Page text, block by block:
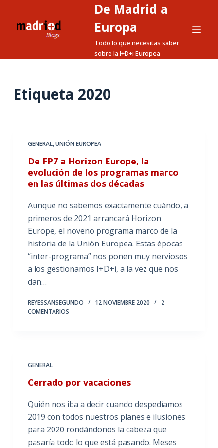
a
De Madrid a
Europa
Todo lo que necesitas saber
sobre la I+D+i Europea
Etiqueta 2020
GENERAL,UNIÓN EUROPEA
De FP7 a Horizon Europe, la
evolución de los programas marco
en las últimas dos décadas
Aunque no sabemos exactamente cuándo, a
primeros de 2021 arrancará Horizon
Europe, el noveno programa marco de la
historia de la Unión Europea. Estas épocas
“inter-programa” nos ponen muy nerviosos
a los gestionamos I+D+i, a la vez que nos
dan…
REYESSANSEGUNDO 12 NOVIEMBRE 2020
2
COMENTARIOS
GENERAL
Cerrado por vacaciones
Quién nos iba a decir cuando despedíamos
2019 con todos nuestros planes e ilusiones
para 2020 rondándonos la cabeza que
pasaría todo lo que está pasando. Meses